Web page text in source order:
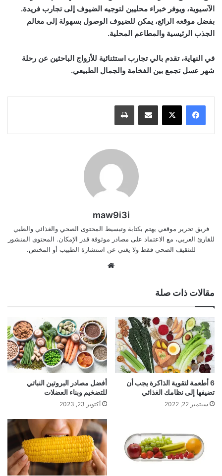
الآسيوية، ويوفر خبراء محليين لتوجيه الضيوف إلى تجارب فريدة.
بفضل موقعه الرائع، يمكن للضيوف الوصول بسهولة إلى معالم
الجذب الرئيسية والمطاعم المحلية.
في النهاية، تقدم بالي تجارب استثنائية للأزواج الباحثين عن رحلة
شهر عسل تجمع بين الفخامة والجمال الطبيعي.
مشاركة عبر البريد طباعة
maw9i3i
فريق تحرير موقعي يهتم بكتابة وتبسيط المحتوى الصحي والغذائي والطبي
للقارئ العربي، مع الاعتماد على مصادر موثوقة قدر الإمكان. المحتوى المنشور
للتثقيف الصحي فقط ولا يغني عن استشارة الطبيب أو المختص.
مقالات ذات صلة
6 أطعمة لتقوية الذاكرة يجب أن
تضيفها إلى نظامك الغذائي
سبتمبر 22, 2022
أفضل مصادر البروتين النباتي
للتضخيم وبناء العضلات
أكتوبر 23, 2023